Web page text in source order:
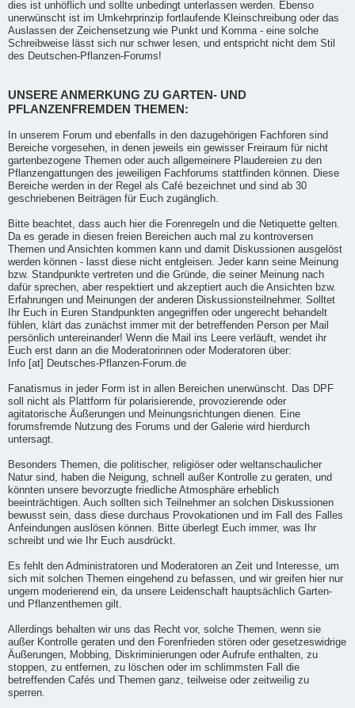
dies ist unhöflich und sollte unbedingt unterlassen werden. Ebenso
unerwünscht ist im Umkehrprinzip fortlaufende Kleinschreibung oder das
Auslassen der Zeichensetzung wie Punkt und Komma - eine solche
Schreibweise lässt sich nur schwer lesen, und entspricht nicht dem Stil
des Deutschen-Pflanzen-Forums!
UNSERE ANMERKUNG ZU GARTEN- UND
PFLANZENFREMDEN THEMEN:
In unserem Forum und ebenfalls in den dazugehörigen Fachforen sind
Bereiche vorgesehen, in denen jeweils ein gewisser Freiraum für nicht
gartenbezogene Themen oder auch allgemeinere Plaudereien zu den
Pflanzengattungen des jeweiligen Fachforums stattfinden können. Diese
Bereiche werden in der Regel als Café bezeichnet und sind ab 30
geschriebenen Beiträgen für Euch zugänglich.
Bitte beachtet, dass auch hier die Forenregeln und die Netiquette gelten.
Da es gerade in diesen freien Bereichen auch mal zu kontroversen
Themen und Ansichten kommen kann und damit Diskussionen ausgelöst
werden können - lasst diese nicht entgleisen. Jeder kann seine Meinung
bzw. Standpunkte vertreten und die Gründe, die seiner Meinung nach
dafür sprechen, aber respektiert und akzeptiert auch die Ansichten bzw.
Erfahrungen und Meinungen der anderen Diskussionsteilnehmer. Solltet
Ihr Euch in Euren Standpunkten angegriffen oder ungerecht behandelt
fühlen, klärt das zunächst immer mit der betreffenden Person per Mail
persönlich untereinander! Wenn die Mail ins Leere verläuft, wendet ihr
Euch erst dann an die Moderatorinnen oder Moderatoren über:
Info [at] Deutsches-Pflanzen-Forum.de
Fanatismus in jeder Form ist in allen Bereichen unerwünscht. Das DPF
soll nicht als Plattform für polarisierende, provozierende oder
agitatorische Äußerungen und Meinungsrichtungen dienen. Eine
forumsfremde Nutzung des Forums und der Galerie wird hierdurch
untersagt.
Besonders Themen, die politischer, religiöser oder weltanschaulicher
Natur sind, haben die Neigung, schnell außer Kontrolle zu geraten, und
könnten unsere bevorzugte friedliche Atmosphäre erheblich
beeinträchtigen. Auch sollten sich Teilnehmer an solchen Diskussionen
bewusst sein, dass diese durchaus Provokationen und im Fall des Falles
Anfeindungen auslösen können. Bitte überlegt Euch immer, was Ihr
schreibt und wie Ihr Euch ausdrückt.
Es fehlt den Administratoren und Moderatoren an Zeit und Interesse, um
sich mit solchen Themen eingehend zu befassen, und wir greifen hier nur
ungern moderierend ein, da unsere Leidenschaft hauptsächlich Garten-
und Pflanzenthemen gilt.
Allerdings behalten wir uns das Recht vor, solche Themen, wenn sie
außer Kontrolle geraten und den Forenfrieden stören oder gesetzeswidrige
Äußerungen, Mobbing, Diskriminierungen oder Aufrufe enthalten, zu
stoppen, zu entfernen, zu löschen oder im schlimmsten Fall die
betreffenden Cafés und Themen ganz, teilweise oder zeitweilig zu
sperren.